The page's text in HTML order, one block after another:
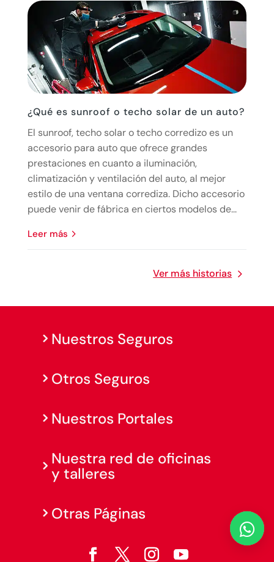
¿Qué es sunroof o techo solar de un auto?
El sunroof, techo solar o techo corredizo es un
accesorio para auto que ofrece grandes
prestaciones en cuanto a iluminación,
climatización y ventilación del auto, al mejor
estilo de una ventana corrediza. Dicho accesorio
puede venir de fábrica en ciertos modelos de...
leer más
Ver más historias
Nuestros Seguros
Otros Seguros
Nuestros Portales
Nuestra red de oficinas
y talleres
Otras Páginas
